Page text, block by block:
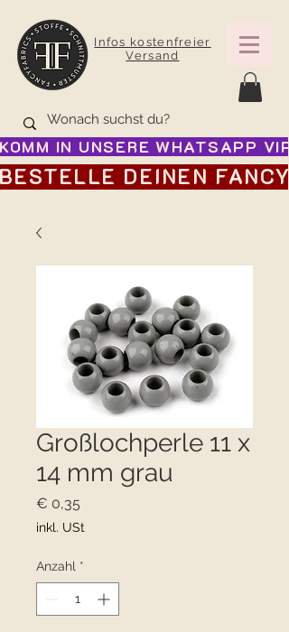
Infos kostenfreier
Versand
KOMM IN UNSERE WHATSAPP
BESTELLE DEINEN
Großlochperle 11 x
14 mm grau
€ 0,35
inkl. USt
Anzahl *